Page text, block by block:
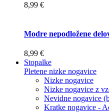
8,99 €
Modre nepodložene
8,99 €
Stopalke
Pletene nizke nogavice
Nizke nogavice
Nizke nogavice z
Nevidne nogavice
Kratke nogavice -